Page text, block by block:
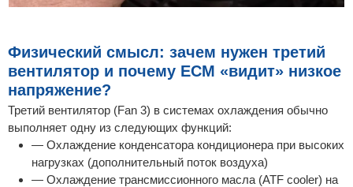
Физический смысл: зачем нужен третий
вентилятор и почему ECM «видит» низкое
напряжение?
Третий вентилятор (Fan 3) в системах охлаждения обычно
выполняет одну из следующих функций:
— Охлаждение конденсатора кондиционера при высоких
нагрузках (дополнительный поток воздуха)
— Охлаждение трансмиссионного масла (ATF cooler) на